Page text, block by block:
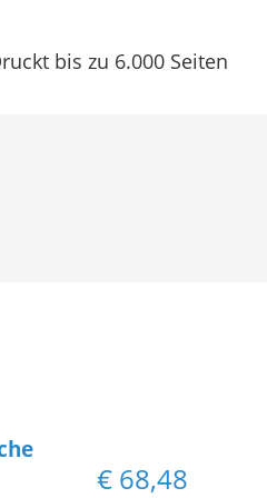
bis zu 6.000 Seiten
€ 68,48